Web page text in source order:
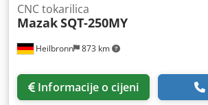
Heilbronn 873 km
CNC tokarilica
MazakSQT-250MY
Informacije o cijeni